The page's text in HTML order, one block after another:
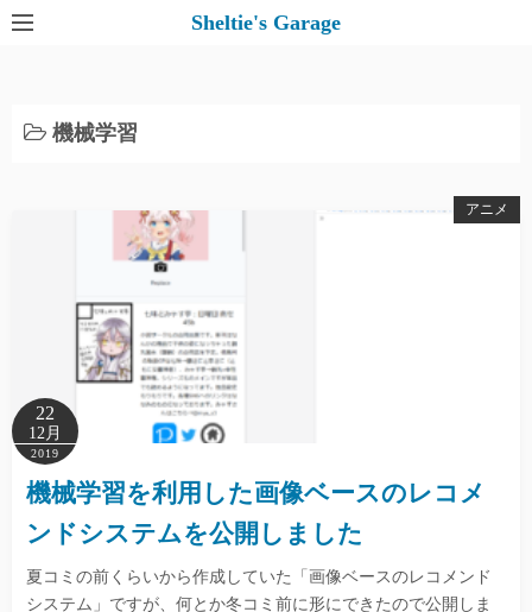
コ
Sheltie's Garage
機械学習
アニメ
22
12月
2019
機械学習を利用した画像ベースのレコメ
ンドシステムを公開しました
夏コミの前くらいから作成していた「画像ベースのレコメンド
システム」ですが、何とか冬コミ前に形にできたので公開しま